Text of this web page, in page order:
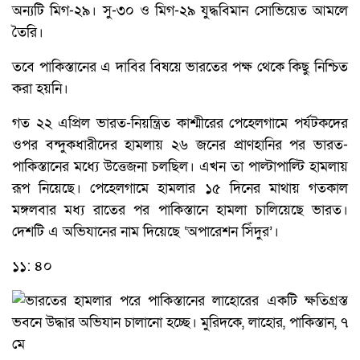
অন্যটি মিগ-২৯। সু-৩০ ও মিগ-২৯ যুদ্ধবিমান সোভিয়েত আমলে
তৈরি।
তবে পাকিস্তানের এ দাবির বিষয়ে ভারতের পক্ষ থেকে কিছু নিশ্চিত
করা হয়নি।
গত ২২ এপ্রিল ভারত-নিয়ন্ত্রিত কাশ্মীরের পেহেলগামে পর্যটকদের
ওপর বন্দুকধারীদের হামলায় ২৬ জনের প্রাণহানির পর ভারত-
পাকিস্তানের মধ্যে উত্তেজনা চলছিল। এখন তা পাল্টাপাল্টি হামলায়
রূপ নিয়েছে। পেহেলগামে হামলার ১৫ দিনের মাথায় গতকাল
মঙ্গলবার মধ্য রাতের পর পাকিস্তানে হামলা চালিয়েছে ভারত।
দেশটি এ অভিযানের নাম দিয়েছে ‘অপারেশন সিঁদুর’।
১১: ৪০